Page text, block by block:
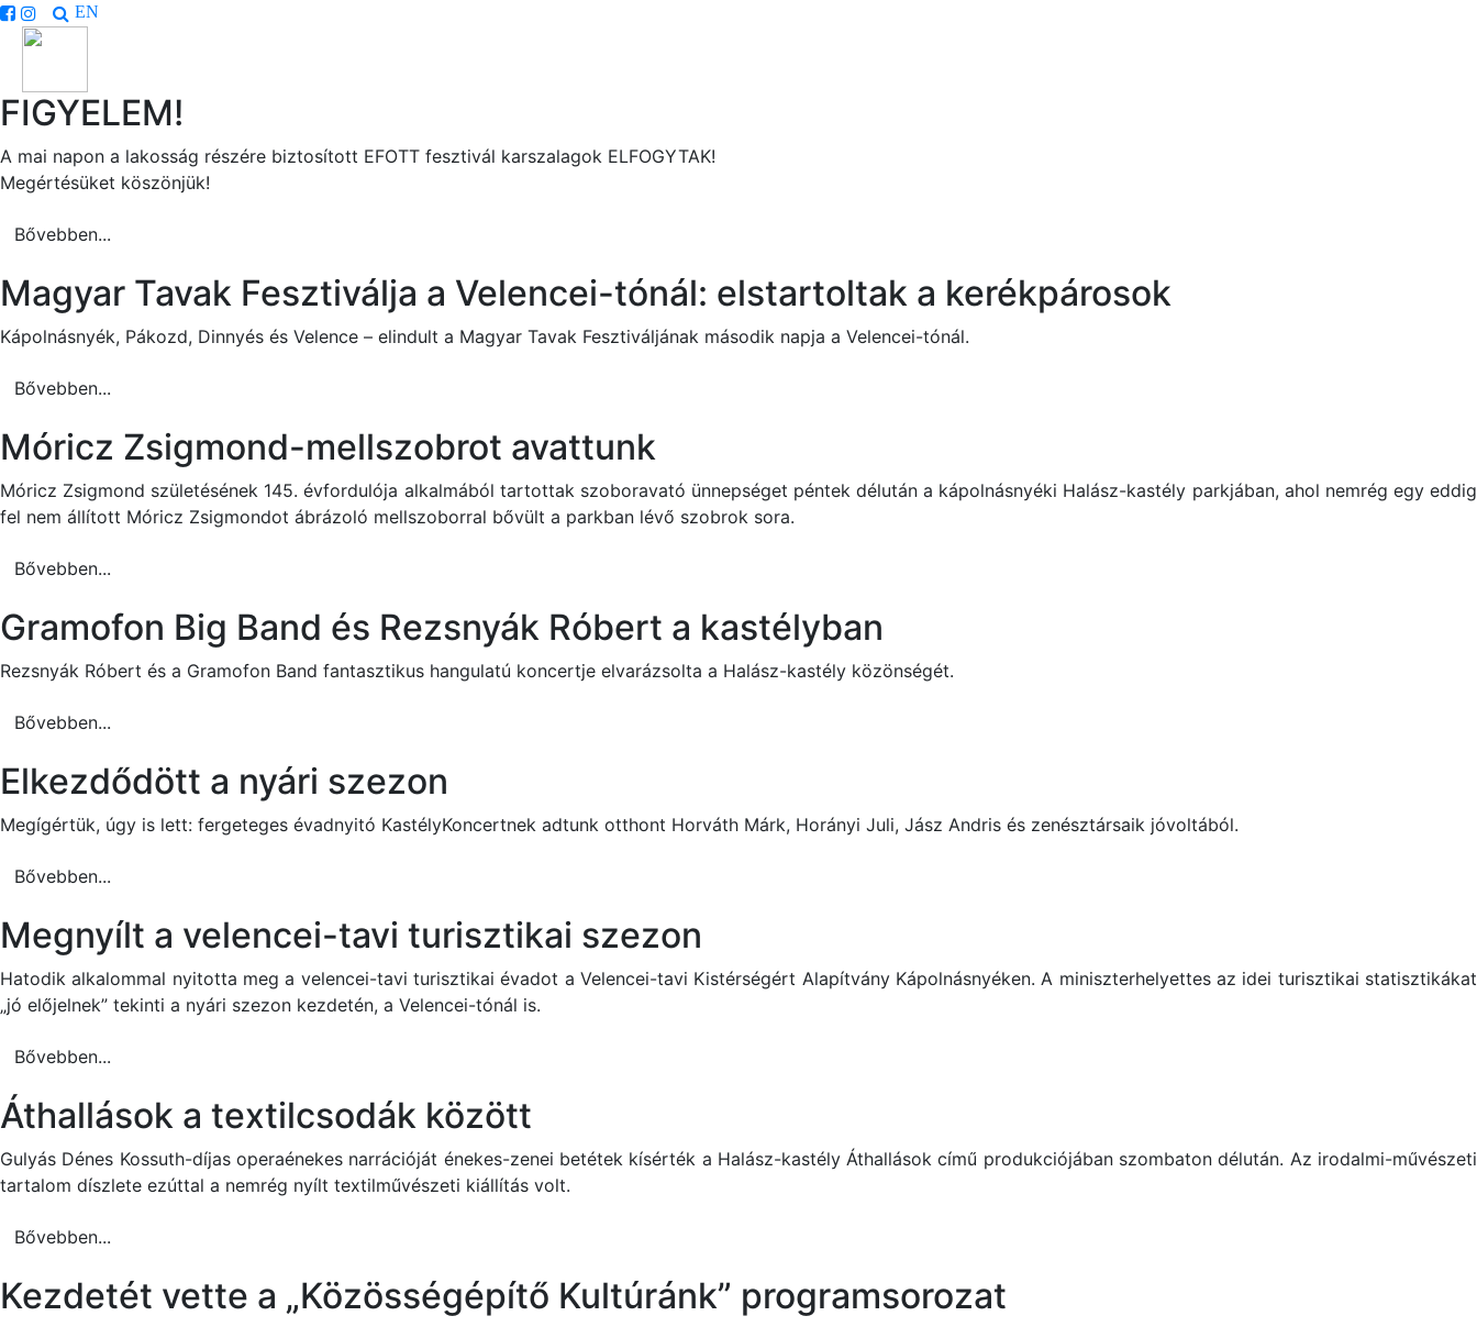
EN
FIGYELEM!
A mai napon a lakosság részére biztosított EFOTT fesztivál karszalagok ELFOGYTAK!
Megértésüket köszönjük!
Bővebben...
Magyar Tavak Fesztiválja a Velencei-tónál: elstartoltak a kerékpárosok
Kápolnásnyék, Pákozd, Dinnyés és Velence – elindult a Magyar Tavak Fesztiváljának második napja a Velencei-tónál.
Bővebben...
Móricz Zsigmond-mellszobrot avattunk
Móricz Zsigmond születésének 145. évfordulója alkalmából tartottak szoboravató ünnepséget péntek délután a kápolnásnyéki Halász-kastély parkjában, ahol nemrég egy eddig
fel nem állított Móricz Zsigmondot ábrázoló mellszoborral bővült a parkban lévő szobrok sora.
Bővebben...
Gramofon Big Band és Rezsnyák Róbert a kastélyban
Rezsnyák Róbert és a Gramofon Band fantasztikus hangulatú koncertje elvarázsolta a Halász-kastély közönségét.
Bővebben...
Elkezdődött a nyári szezon
Megígértük, úgy is lett: fergeteges évadnyitó KastélyKoncertnek adtunk otthont Horváth Márk, Horányi Juli, Jász Andris és zenésztársaik jóvoltából.
Bővebben...
Megnyílt a velencei-tavi turisztikai szezon
Hatodik alkalommal nyitotta meg a velencei-tavi turisztikai évadot a Velencei-tavi Kistérségért Alapítvány Kápolnásnyéken. A miniszterhelyettes az idei turisztikai statisztikákat
„jó előjelnek” tekinti a nyári szezon kezdetén, a Velencei-tónál is.
Bővebben...
Áthallások a textilcsodák között
Gulyás Dénes Kossuth-díjas operaénekes narrációját énekes-zenei betétek kísérték a Halász-kastély Áthallások című produkciójában szombaton délután. Az irodalmi-művészeti
tartalom díszlete ezúttal a nemrég nyílt textilművészeti kiállítás volt.
Bővebben...
Kezdetét vette a „Közösségépítő Kultúránk” programsorozat